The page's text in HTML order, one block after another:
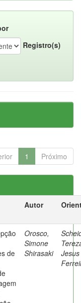
Registro(s)
1 Próximo
Autor
de
Orosco,
Simone
Shirasaki
Jesus